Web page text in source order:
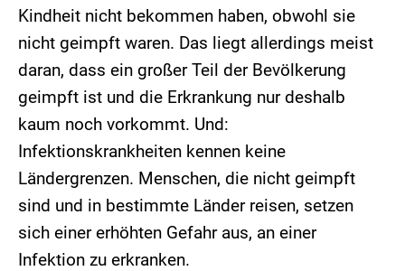
Kindheit nicht bekommen haben, obwohl sie
nicht geimpft waren. Das liegt allerdings meist
daran, dass ein großer Teil der Bevölkerung
geimpft ist und die Erkrankung nur deshalb
kaum noch vorkommt. Und:
Infektionskrankheiten kennen keine
Ländergrenzen. Menschen, die nicht geimpft
sind und in bestimmte Länder reisen, setzen
sich einer erhöhten Gefahr aus, an einer
Infektion zu erkranken.